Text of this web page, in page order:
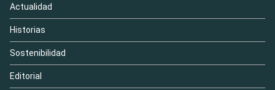
Actualidad
Historias
Sostenibilidad
Editorial